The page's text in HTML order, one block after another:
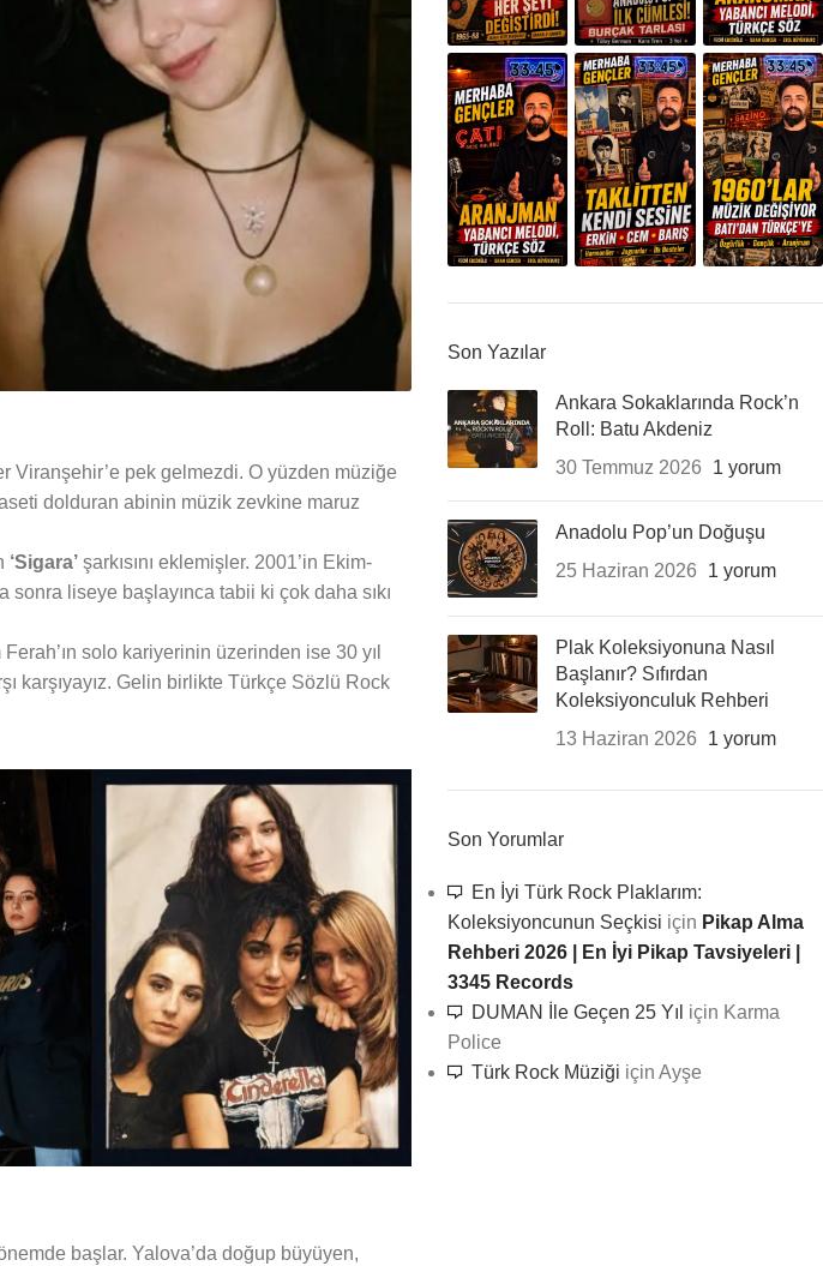
Viranşehir’e pek gelmezdi. O yüzden müziğe
dolduran abinin müzik zevkine maruz
‘Sigara’ şarkısını eklemişler. 2001’in Ekim-
liseye başlayınca tabii ki çok daha sıkı
solo kariyerinin üzerinden ise 30 yıl
karşıyayız. Gelin birlikte Türkçe Sözlü Rock
başlar. Yalova’da doğup büyüyen,
Son Yazılar
Ankara Sokaklarında Rock’n
Roll: Batu Akdeniz
30 Temmuz 2026
1 yorum
Anadolu Pop’un Doğuşu
25 Haziran 2026
1 yorum
Plak Koleksiyonuna Nasıl
Başlanır? Sıfırdan
Koleksiyonculuk Rehberi
13 Haziran 2026
1 yorum
Son Yorumlar
En İyi Türk Rock Plaklarım:
Koleksiyoncunun Seçkisi için Pikap Alma
Rehberi 2026 | En İyi Pikap Tavsiyeleri |
3345 Records
DUMAN İle Geçen 25 Yıl için Karma
Police
Türk Rock Müziği için Ayşe